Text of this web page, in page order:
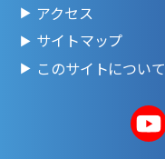
アクセス
サイトマップ
このサイトについて